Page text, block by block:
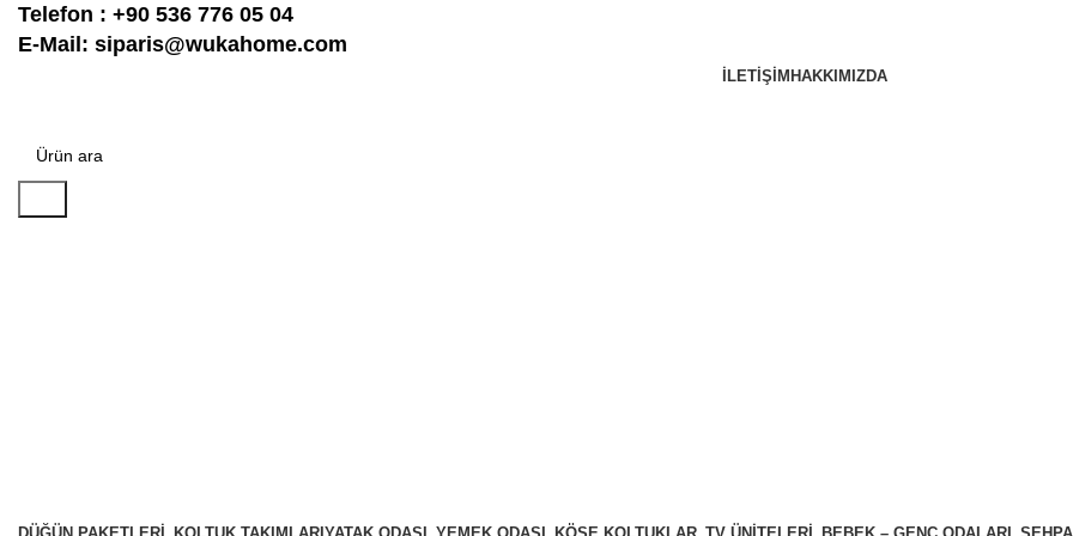
Telefon : +90 536 776 05 04
E-Mail: siparis@wukahome.com
İLETIŞIM HAKKIMIZDA